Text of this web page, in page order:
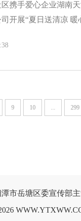
携手爱心企业湖南
开展“夏日送清凉
9 10 ... 299
潭市岳塘区委宣传部